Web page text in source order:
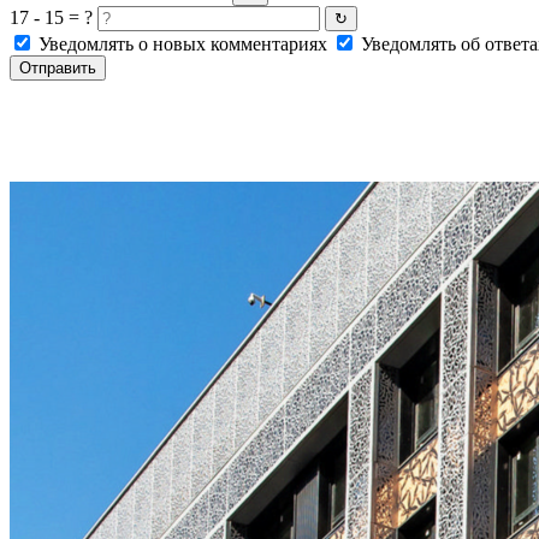
17 - 15 = ? ↻
Уведомлять о новых комментариях Уведомлять об
Отправить